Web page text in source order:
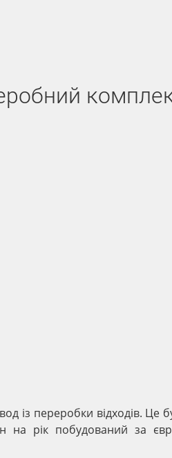
із переробки відходів. Це
на рік побудований за